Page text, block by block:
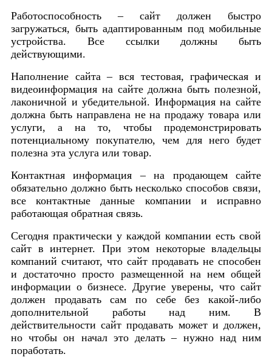
Работоспособность – сайт должен быстро
загружаться, быть адаптированным под мобильные
устройства. Все ссылки должны быть
действующими.
Наполнение сайта – вся тестовая, графическая и
видеоинформация на сайте должна быть полезной,
лаконичной и убедительной. Информация на сайте
должна быть направлена не на продажу товара или
услуги, а на то, чтобы продемонстрировать
потенциальному покупателю, чем для него будет
полезна эта услуга или товар.
Контактная информация – на продающем сайте
обязательно должно быть несколько способов связи,
все контактные данные компании и исправно
работающая обратная связь.
Сегодня практически у каждой компании есть свой
сайт в интернет. При этом некоторые владельцы
компаний считают, что сайт продавать не способен
и достаточно просто размещенной на нем общей
информации о бизнесе. Другие уверены, что сайт
должен продавать сам по себе без какой-либо
дополнительной работы над ним. В
действительности сайт продавать может и должен,
но чтобы он начал это делать – нужно над ним
поработать.